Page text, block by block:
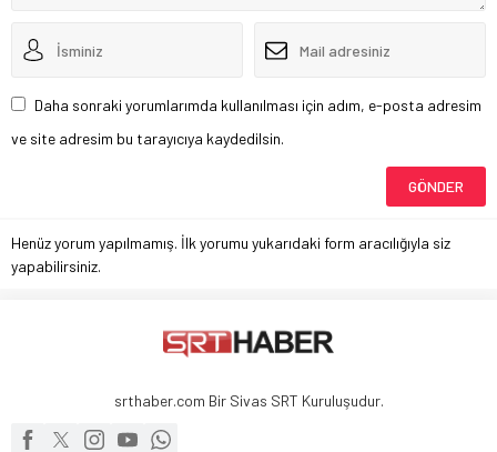
Daha sonraki yorumlarımda kullanılması için adım, e-posta adresim
ve site adresim bu tarayıcıya kaydedilsin.
Henüz yorum yapılmamış. İlk yorumu yukarıdaki form aracılığıyla siz
yapabilirsiniz.
srthaber.com Bir Sivas SRT Kuruluşudur.